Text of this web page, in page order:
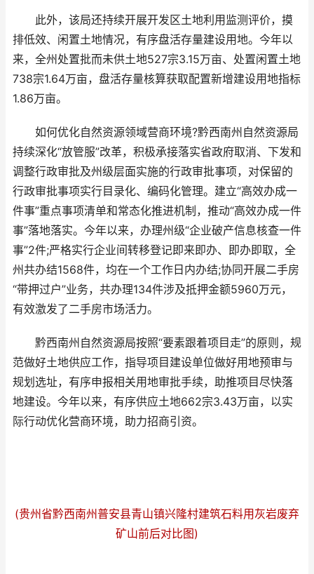
此外，该局还持续开展开发区土地利用监测评价，摸
排低效、闲置土地情况，有序盘活存量建设用地。今年以
来，全州处置批而未供土地527宗3.15万亩、处置闲置土地
738宗1.64万亩，盘活存量核算获取配置新增建设用地指标
1.86万亩。
如何优化自然资源领域营商环境?黔西南州自然资源局
持续深化“放管服”改革，积极承接落实省政府取消、下发和
调整行政审批及州级层面实施的行政审批事项，对保留的
行政审批事项实行目录化、编码化管理。建立“高效办成一
件事”重点事项清单和常态化推进机制，推动“高效办成一件
事”落地落实。今年以来，办理州级“企业破产信息核查一件
事”2件;严格实行企业间转移登记即来即办、即办即取，全
州共办结1568件，均在一个工作日内办结;协同开展二手房
“带押过户”业务，共办理134件涉及抵押金额5960万元，
有效激发了二手房市场活力。
黔西南州自然资源局按照“要素跟着项目走”的原则，规
范做好土地供应工作，指导项目建设单位做好用地预审与
规划选址，有序申报相关用地审批手续，助推项目尽快落
地建设。今年以来，有序供应土地662宗3.43万亩，以实
际行动优化营商环境，助力招商引资。
(贵州省黔西南州普安县青山镇兴隆村建筑石料用灰岩废弃
矿山前后对比图)